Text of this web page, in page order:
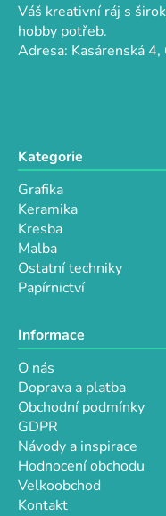
Váš kreativní ráj s
hobby potřeb.
Adresa: Kasárenská
Kategorie
Grafika
Keramika
Kresba
Malba
Ostatní techniky
Papírnictví
Informace
O nás
Doprava a platba
Obchodní podmínky
GDPR
Návody a inspirace
Hodnocení obchodu
Velkoobchod
Kontakt